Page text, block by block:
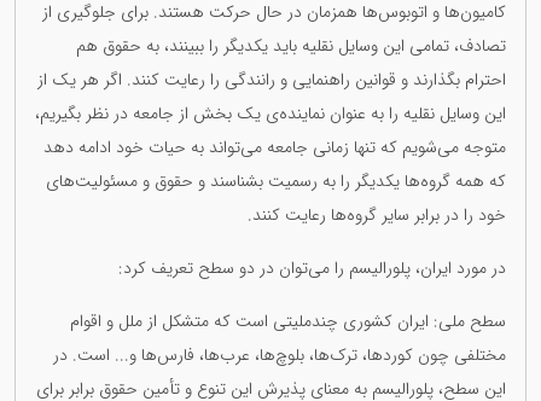
کامیون‌ها و اتوبوس‌ها همزمان در حال حرکت هستند. برای جلوگیری از
تصادف، تمامی این وسایل نقلیه باید یکدیگر را ببینند، به حقوق هم
احترام بگذارند و قوانین راهنمایی و رانندگی را رعایت کنند. اگر هر یک از
این وسایل نقلیه را به عنوان نماینده‌ی یک بخش از جامعه در نظر بگیریم،
متوجه می‌شویم که تنها زمانی جامعه می‌تواند به حیات خود ادامه دهد
که همه گروه‌ها یکدیگر را به رسمیت بشناسند و حقوق و مسئولیت‌های
خود را در برابر سایر گروه‌ها رعایت کنند.
در مورد ایران، پلورالیسم را می‌توان در دو سطح تعریف کرد:
سطح ملی: ایران کشوری چندملیتی است که متشکل از ملل و اقوام
مختلفی چون کوردها، ترک‌ها، بلوچ‌ها، عرب‌ها، فارس‌ها و... است. در
این سطح، پلورالیسم به معنای پذیرش این تنوع و تأمین حقوق برابر برای